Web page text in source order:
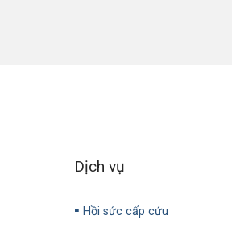
Dịch vụ
▪️ Hồi sức cấp cứu